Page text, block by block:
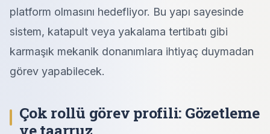
platform olmasını hedefliyor. Bu yapı sayesinde
sistem, katapult veya yakalama tertibatı gibi
karmaşık mekanik donanımlara ihtiyaç duymadan
görev yapabilecek.
Çok rollü görev profili: Gözetleme